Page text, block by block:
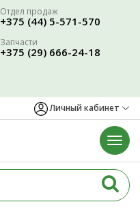
Отдел продаж
+375 (44) 5-571-570
Запчасти
+375 (29) 666-24-18
Личный кабинет